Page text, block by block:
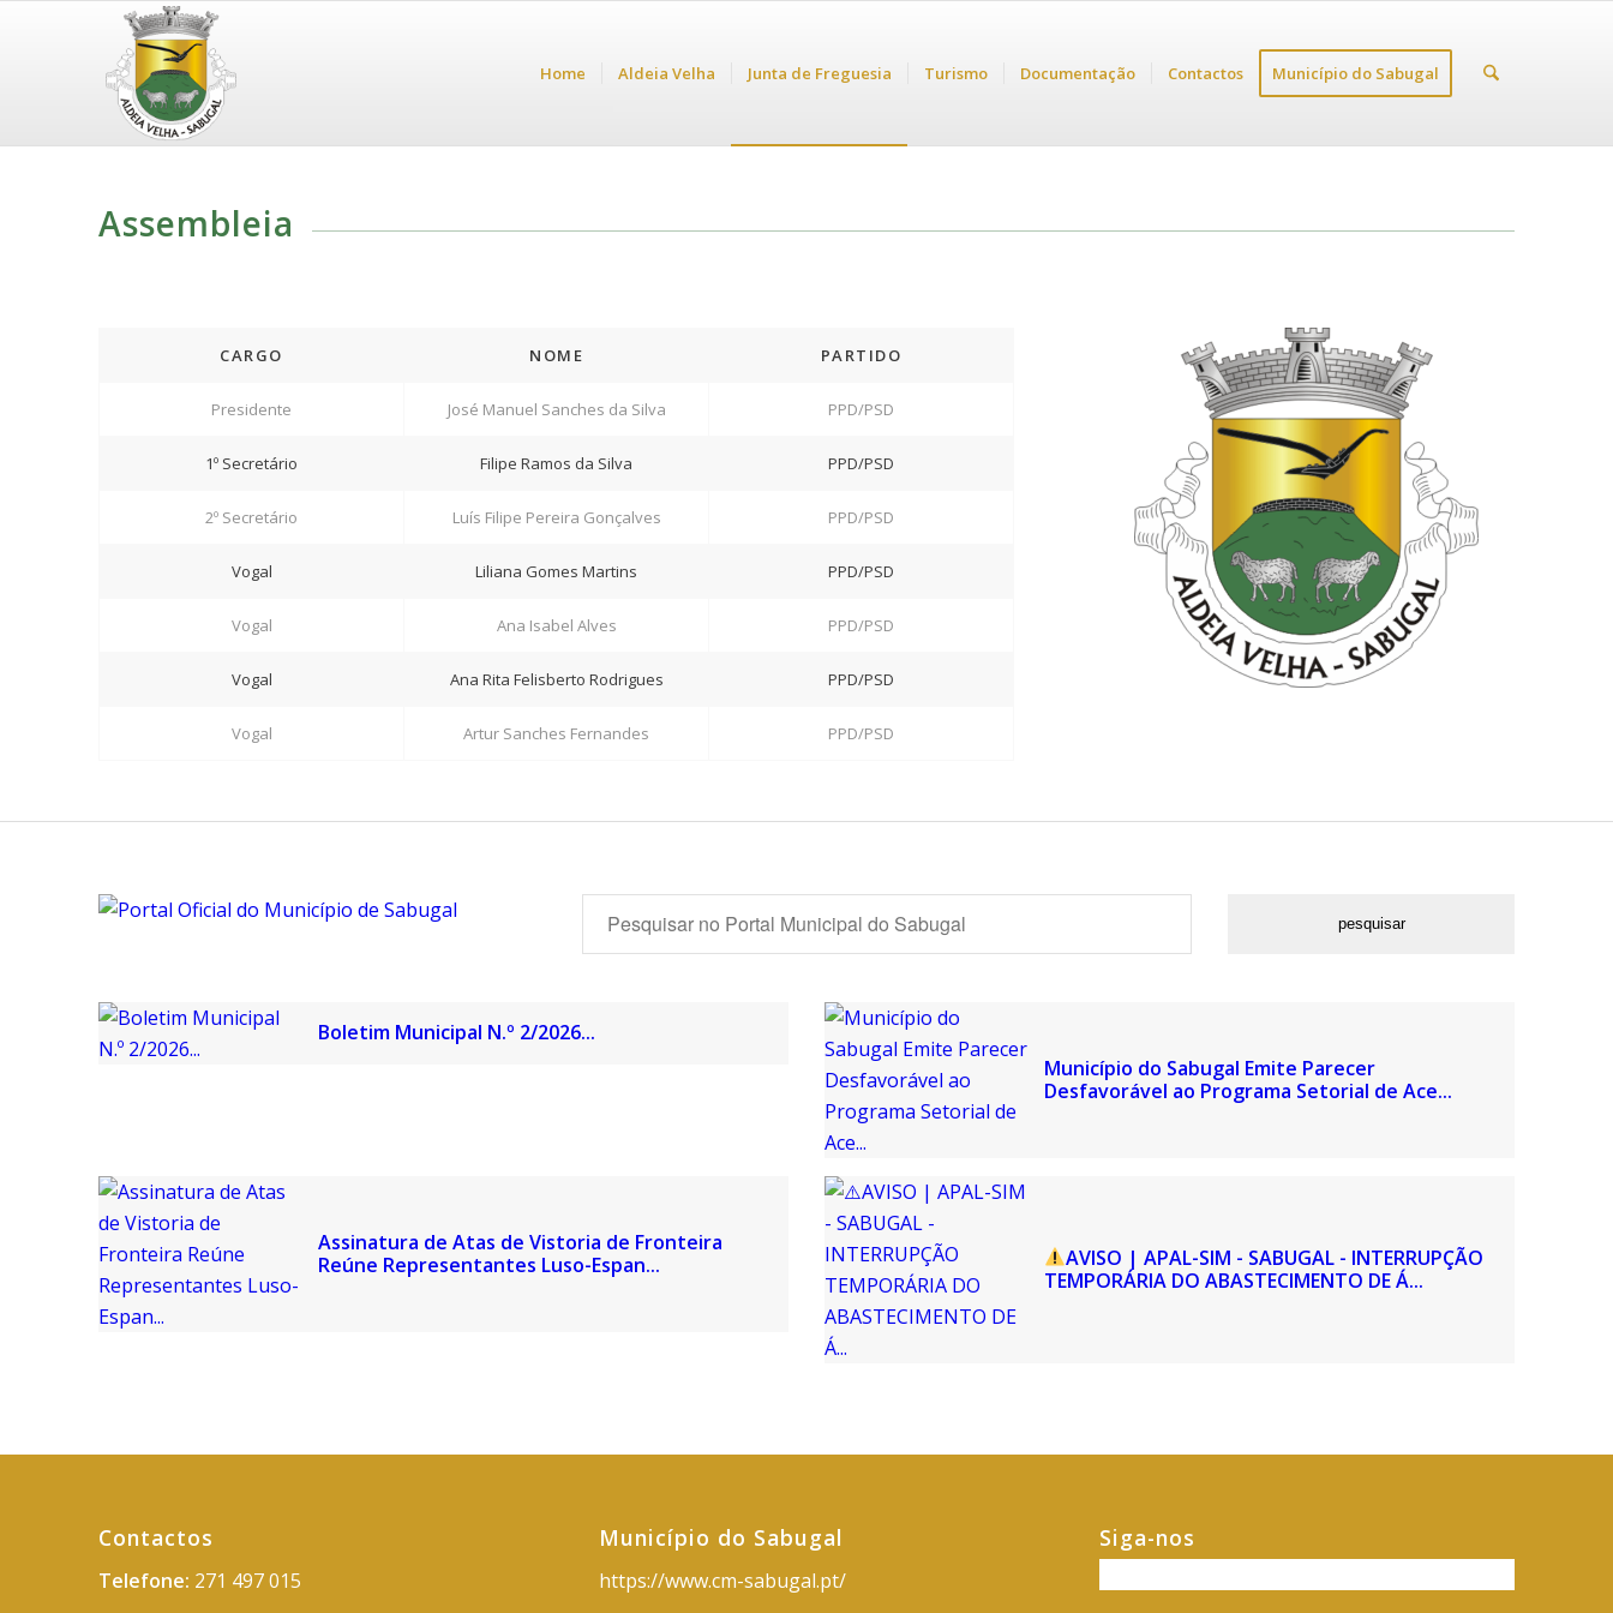
Home Aldeia Velha Junta de Freguesia Turismo Documentação Contactos Município do Sabugal
Assembleia
CARGO NOME PARTIDO
Presidente José Manuel Sanches da Silva PPD/PSD
1º Secretário Filipe Ramos da Silva PPD/PSD
2º Secretário Luís Filipe Pereira Gonçalves PPD/PSD
Vogal Liliana Gomes Martins PPD/PSD
Vogal Ana Isabel Alves PPD/PSD
Vogal Ana Rita Felisberto Rodrigues PPD/PSD
Vogal Artur Sanches Fernandes PPD/PSD
Boletim Municipal N.º 2/2026...
Município do Sabugal Emite Parecer
Desfavorável ao Programa Setorial de Ace...
Assinatura de Atas de Vistoria de Fronteira
Reúne Representantes Luso-Espan...
AVISO | APAL-SIM - SABUGAL - INTERRUPÇÃO
TEMPORÁRIA DO ABASTECIMENTO DE Á...
Contactos
Telefone: 271 497 015
Município do Sabugal
https://www.cm-sabugal.pt/
Siga-nos